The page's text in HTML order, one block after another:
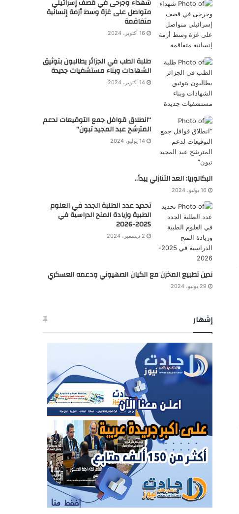
شهداء وجرحى في قصف إسرائيلي
متواصل على غزة وسط أزمة إنسانية
متفاقمة
16 أكتوبر، 2024
طلبة الطب في الجزائر يطالبون بتوثيق
الشهادات وبناء مستشفيات جديدة
14 أكتوبر، 2024
“انطلاق قوافل جمع التوقيعات لدعم
المترشح عبد المجيد تبون”
14 يوليو، 2024
البكالوريا: العد التنازلي يبدأ..
16 يوليو، 2024
تحديد عدد الطلبة الجدد في العلوم
الطبية وزيادة المنح الدراسية في
2025-2026
2 ديسمبر، 2024
ندين تطبيع المخزن مع الكيان الصهيوني ودعمه العسكري
29 يونيو، 2024
إشهار